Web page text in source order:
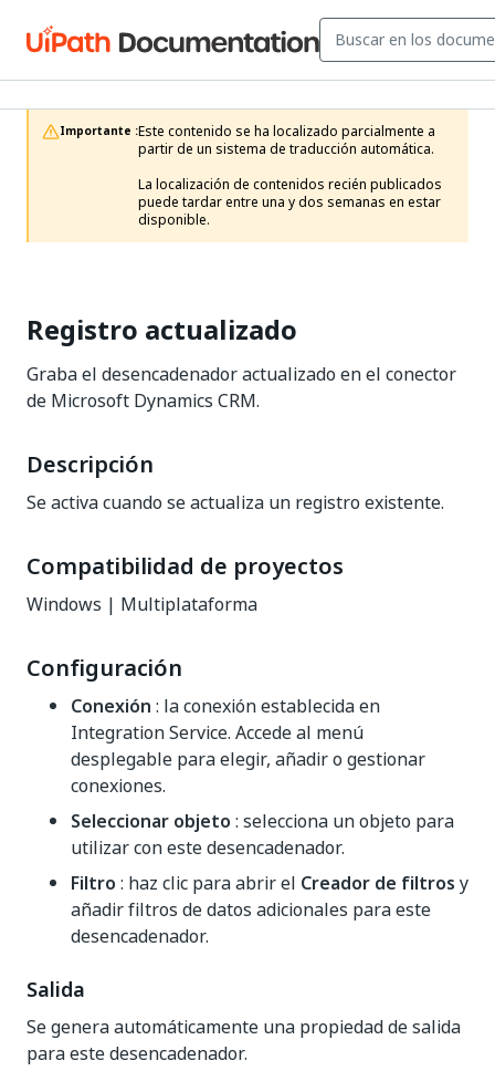
Importante :Este contenido se ha localizado parcialmente a
partir de un sistema de traducción automática.
La localización de contenidos recién publicados
puede tardar entre una y dos semanas en estar
disponible.
Registro actualizado
Graba el desencadenador actualizado en el conector
de Microsoft Dynamics CRM.
Descripción
Se activa cuando se actualiza un registro existente.
Compatibilidad de proyectos
Windows | Multiplataforma
Configuración
Conexión : la conexión establecida en
Integration Service. Accede al menú
desplegable para elegir, añadir o gestionar
conexiones.
Seleccionar objeto : selecciona un objeto para
utilizar con este desencadenador.
Filtro : haz clic para abrir el Creador de filtros y
añadir filtros de datos adicionales para este
desencadenador.
Salida
Se genera automáticamente una propiedad de salida
para este desencadenador.